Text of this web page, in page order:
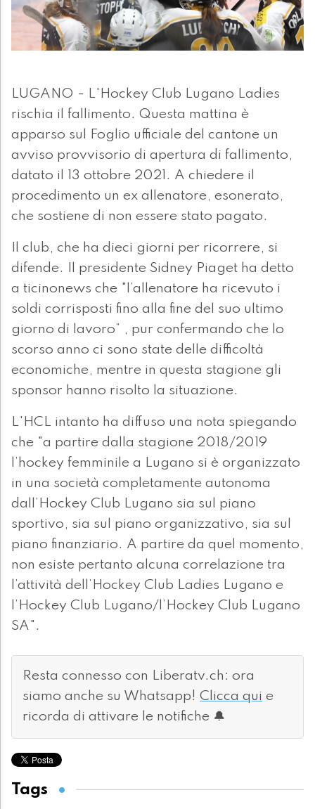
LUGANO - L'Hockey Club Lugano Ladies
rischia il fallimento. Questa mattina è
apparso sul Foglio ufficiale del cantone un
avviso provvisorio di apertura di fallimento,
datato il 13 ottobre 2021. A chiedere il
procedimento un ex allenatore, esonerato,
che sostiene di non essere stato pagato.
Il club, che ha dieci giorni per ricorrere, si
difende. Il presidente Sidney Piaget ha detto
a ticinonews che "l’allenatore ha ricevuto i
soldi corrisposti fino alla fine del suo ultimo
giorno di lavoro” , pur confermando che lo
scorso anno ci sono state delle difficoltà
economiche, mentre in questa stagione gli
sponsor hanno risolto la situazione.
L'HCL intanto ha diffuso una nota spiegando
che "a partire dalla stagione 2018/2019
l’hockey femminile a Lugano si è organizzato
in una società completamente autonoma
dall’Hockey Club Lugano sia sul piano
sportivo, sia sul piano organizzativo, sia sul
piano finanziario. A partire da quel momento,
non esiste pertanto alcuna correlazione tra
l’attività dell’Hockey Club Ladies Lugano e
l’Hockey Club Lugano/l’Hockey Club Lugano
SA".
Resta connesso con Liberatv.ch: ora
siamo anche su Whatsapp! Clicca qui e
ricorda di attivare le notifiche 🔔
Tags